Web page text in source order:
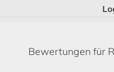
Bewertungen für